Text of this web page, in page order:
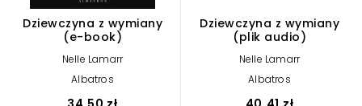
Dziewczyna z wymiany
(e-book)
Nelle Lamarr
Albatros
Dziewczyna z wymiany
(plik audio)
Nelle Lamarr
Albatros